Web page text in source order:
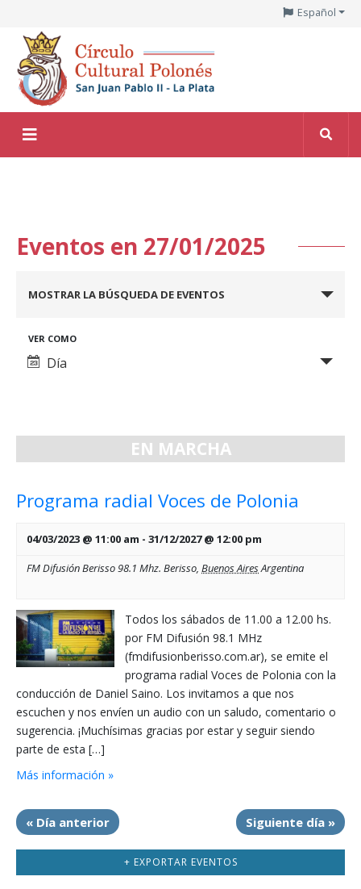
Español
Eventos en 27/01/2025
Navegación
búsqueda
y
de
Eventos
MOSTRAR LA BÚSQUEDA DE EVENTOS
Navegación
de
VER COMO
Día
EN MARCHA
Programa radial Voces de Polonia
04/03/2023 @ 11:00 am - 31/12/2027 @ 12:00 pm
FM Difusión Berisso 98.1 Mhz. Berisso, Buenos AiresArgentina
Todos los sábados de 11.00 a 12.00 hs.
por FM Difusión 98.1 MHz
(fmdifusionberisso.com.ar), se emite el
programa radial Voces de Polonia con la
conducción de Daniel Saino. Los invitamos a que nos
escuchen y nos envíen un audio con un saludo, comentario o
sugerencia. ¡Muchísimas gracias por estar y seguir siendo
parte de esta […]
Más información »
« Día anterior Siguiente día »
+ EXPORTAR EVENTOS